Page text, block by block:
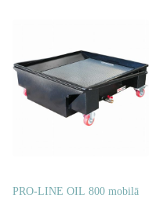
PRO-LINE OIL 800 mobilā